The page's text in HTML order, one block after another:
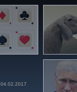
04.02.2017